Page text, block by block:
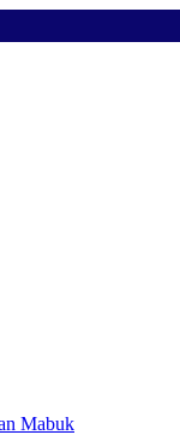
Mabuk